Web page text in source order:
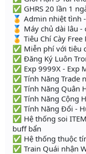
✅ GHRS 20 lần 1
🏅 Admin nhiệt tình
🏅 Máy chủ dài lâu -
🏅 Tiêu Chí Cày Free
✅ Miễn phí với tiêu
✅ Đăng Ký Luôn
✅ Exp 9999X - Exp
✅ Tính Năng Trade
✅ Tính Năng Quân
✅ Tính Năng Cộng
✅ Tính Năng Đổi -
✅ Hệ thống soi
buff bẩn
✅ Hệ thống thuộc
✅ Train Quái nhận